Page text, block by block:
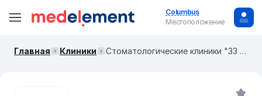
Columbus
Местоположение
Главная Клиники Стоматологические клиники "33 ЗУБ" на Боткинская